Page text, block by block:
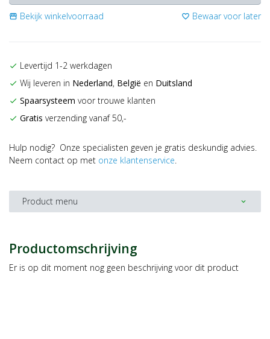
storefront Bekijk winkelvoorraad favorite_border Bewaar voor later
check Levertijd 1-2 werkdagen
check Wij leveren in Nederland, België en Duitsland
check Spaarsysteem voor trouwe klanten
check Gratis verzending vanaf 50,-
Hulp nodig? Onze specialisten geven je gratis deskundig advies.
Neem contact op met onze klantenservice.
Product menu expand_more
Productomschrijving
Er is op dit moment nog geen beschrijving voor dit product